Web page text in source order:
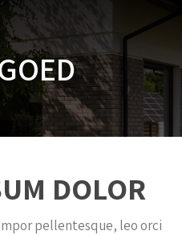
DOLOR
pellentesque, leo orci